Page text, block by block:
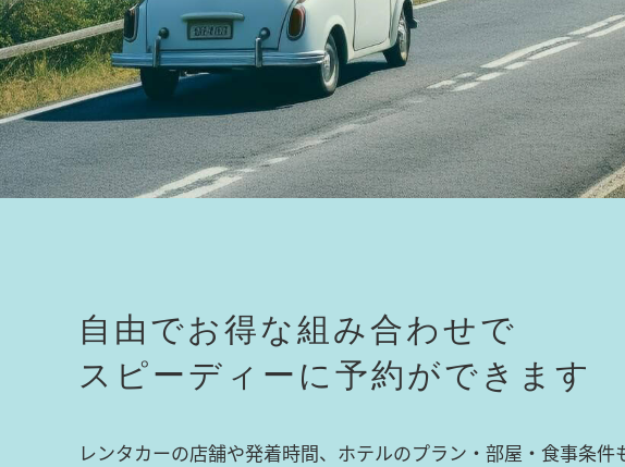
自由でお得な組み合わせで
スピーディーに予約ができます
レンタカーの店舗や発着時間、ホテルのプラン・部屋・食事条件